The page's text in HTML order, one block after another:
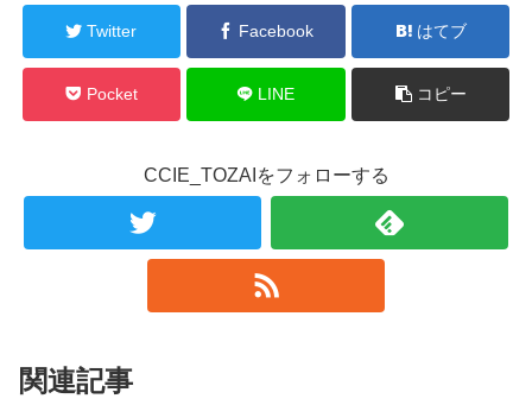
Twitter Facebook はてブ
Pocket LINE コピー
CCIE_TOZAIをフォローする
関連記事